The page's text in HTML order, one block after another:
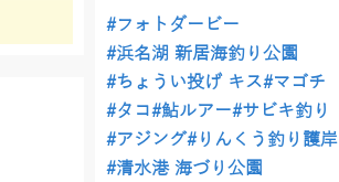
#フォトダービー
#浜名湖 新居海釣り公園
#ちょうい投げ キス#マゴチ
#タコ#鮎ルアー#サビキ釣り
#アジング#りんくう釣り護岸
#清水港 海づり公園